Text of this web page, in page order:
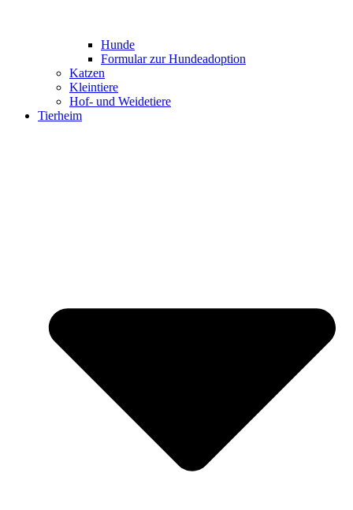
Hunde
Formular zur Hundeadoption
Katzen
Kleintiere
Hof- und Weidetiere
Tierheim